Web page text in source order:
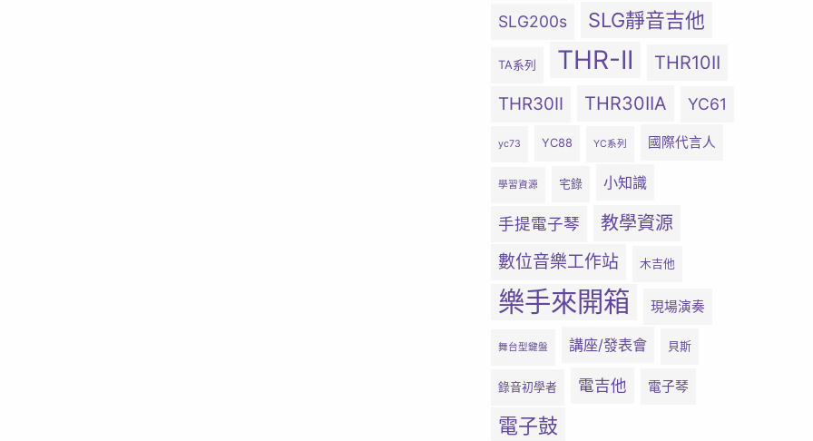
SLG200s SLG靜音吉他
TA系列 THR-II THR10II
THR30II THR30IIA YC61
yc73 YC88 YC系列 國際代言人
學習資源 宅錄 小知識
手提電子琴 教學資源
數位音樂工作站 木吉他
樂手來開箱 現場演奏
舞台型鍵盤 講座/發表會 貝斯
錄音初學者 電吉他 電子琴
電子鼓